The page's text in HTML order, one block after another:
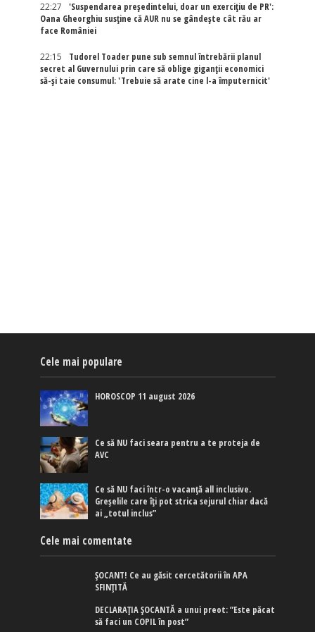
22:27
'Suspendarea președintelui, doar un exercițiu de PR':
Oana Gheorghiu susține că AUR nu se gândește cât rău ar
face României
22:15
Tudorel Toader pune sub semnul întrebării planul
secret al Guvernului prin care să oblige giganții economici
să-și taie consumul: 'Trebuie să arate cine l-a împuternicit'
Cele mai populare
HOROSCOP 11 august 2026
Ce să NU faci seara pentru a te proteja de
AVC
Ce să NU faci într-o vacanță all inclusive.
Greșelile care îți pot strica sejurul chiar dacă
ai „totul inclus”
Cele mai comentate
ȘOCANT! Ce au găsit cercetătorii în APA
SFINȚITĂ
DECLARAȚIA ȘOCANTĂ a unui preot: ”Este păcat
să faci un COPIL în post”